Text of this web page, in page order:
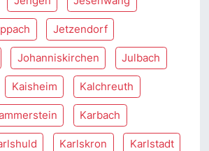
Jetzendorf
Johanniskirchen Julbach
Kaisheim Kalchreuth
Karbach
Karlskron Karlstadt